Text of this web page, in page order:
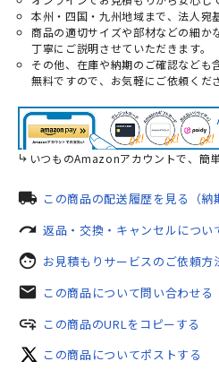
本州・四国・九州地域まで、法人宛
商品の適切サイズや部材などの細か
丁寧にご説明させていただきます。
その他、在庫や納期のご確認など
無料ですので、お気軽にご依頼くだ
いつものAmazonアカウントで、簡
local_shipping この商品の配送履歴を見る（納
redo 返品・交換・キャンセルについ
face お見積もりサービスのご依頼方
mail この商品について問い合わせる
add_link この商品のURLをコピーする
この商品についてポストする